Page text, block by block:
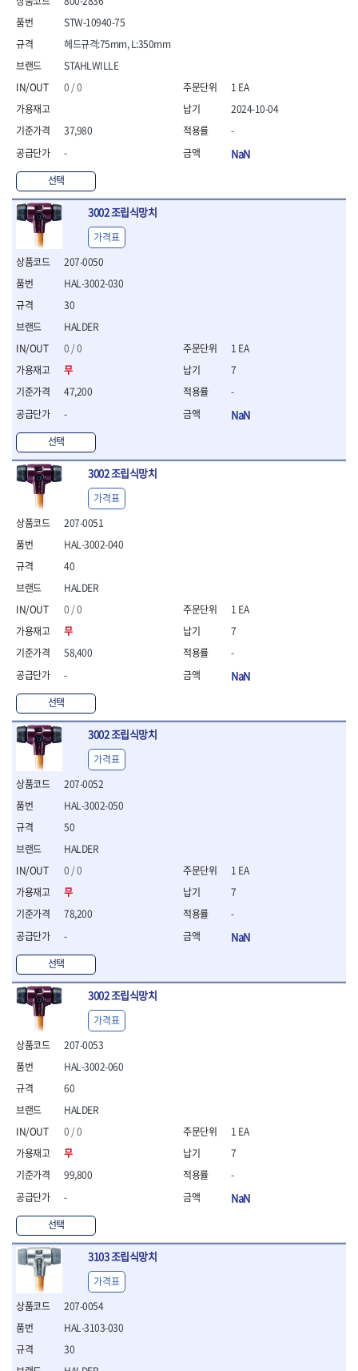
- 날교환드라이버세트
- 드라이버핸들
- 비트세트
- 비트홀다드라이버세트
- 드라이버블레이드
- 별비트
- 육각비트
- 검전드라이버
- 육각T렌치
- 전동비트홀다
- 드라이버비트세트
- 옵셋드라이버
- 스크래퍼드라이버
- 시계드라이버
- 기어렌치
- 육각복스드라이버
- 스크류드라이버
- 툴첵플러스
- 조절식렌치
- 볼트세터
- 너트드라이버
- 라쳇렌치
- 임팩엑스트라롱소켓
- 파워렌치
- 드릴척아답타
- 조인트플러그소켓
- 옵셋렌치
- 파워렌치
- 소켓홀더
- 토크아답타
- 비트소켓세트
- 포지비트
- 일자비트
- 임팩별비트
- 임팩일자비트
- 임팩포지비트
- 임팩십자비트
- 십자비트
- 임팩별비트소켓
- 임팩XZN비트소켓
- 십자비트소켓
- XZN비트
- 임팩XZN비트
- 라쳇핸들세트
- 사각비트
- 토크드라이버
- 포지비트소켓
- 임팩포지비트소켓
플라이어,몽키,스패너
- 뻰치
- 편구스패너
- 플라이어
- 니퍼
- 스냅링플라이어
- 케이블커터
- 니퍼 외
- 바이스플라이어
- 공구함세트
- 콤비네이션렌치
- 양구스패너
- 콤비네이션렌치세트
- 플레어너트렌치
- 양구스패너세트
- 옵셋렌치세트
- 라쳇콤비네이션렌치세
- 몽키스패너
- 라쳇렌치
- 에어리베터기
- 타이어압력게이지
- 에어폴리셔
- 건식그라인더
- 연마지그
- 샌더폴리셔
이젠
일레드
츠노다(TTC)
타이거(TIGER)
협성
황금손
STAHLWILLE
0 / 0
37,980
-
선택
STW-10940-75
헤드규격:75mm, L:350mm
1 EA
2024-10-04
-
NaN
3002 조립식망치
207-0050
HALDER
0 / 0
무
47,200
-
선택
HAL-3002-030
30
가격표
1 EA
7
-
NaN
3002 조립식망치
207-0051
HALDER
0 / 0
무
58,400
-
선택
HAL-3002-040
40
가격표
1 EA
7
-
NaN
3002 조립식망치
207-0052
HALDER
0 / 0
무
78,200
-
선택
HAL-3002-050
50
가격표
1 EA
7
-
NaN
3002 조립식망치
207-0053
HALDER
0 / 0
무
99,800
-
선택
HAL-3002-060
60
가격표
1 EA
7
-
NaN
3103 조립식망치
207-0054
HAL-3103-030
30
가격표